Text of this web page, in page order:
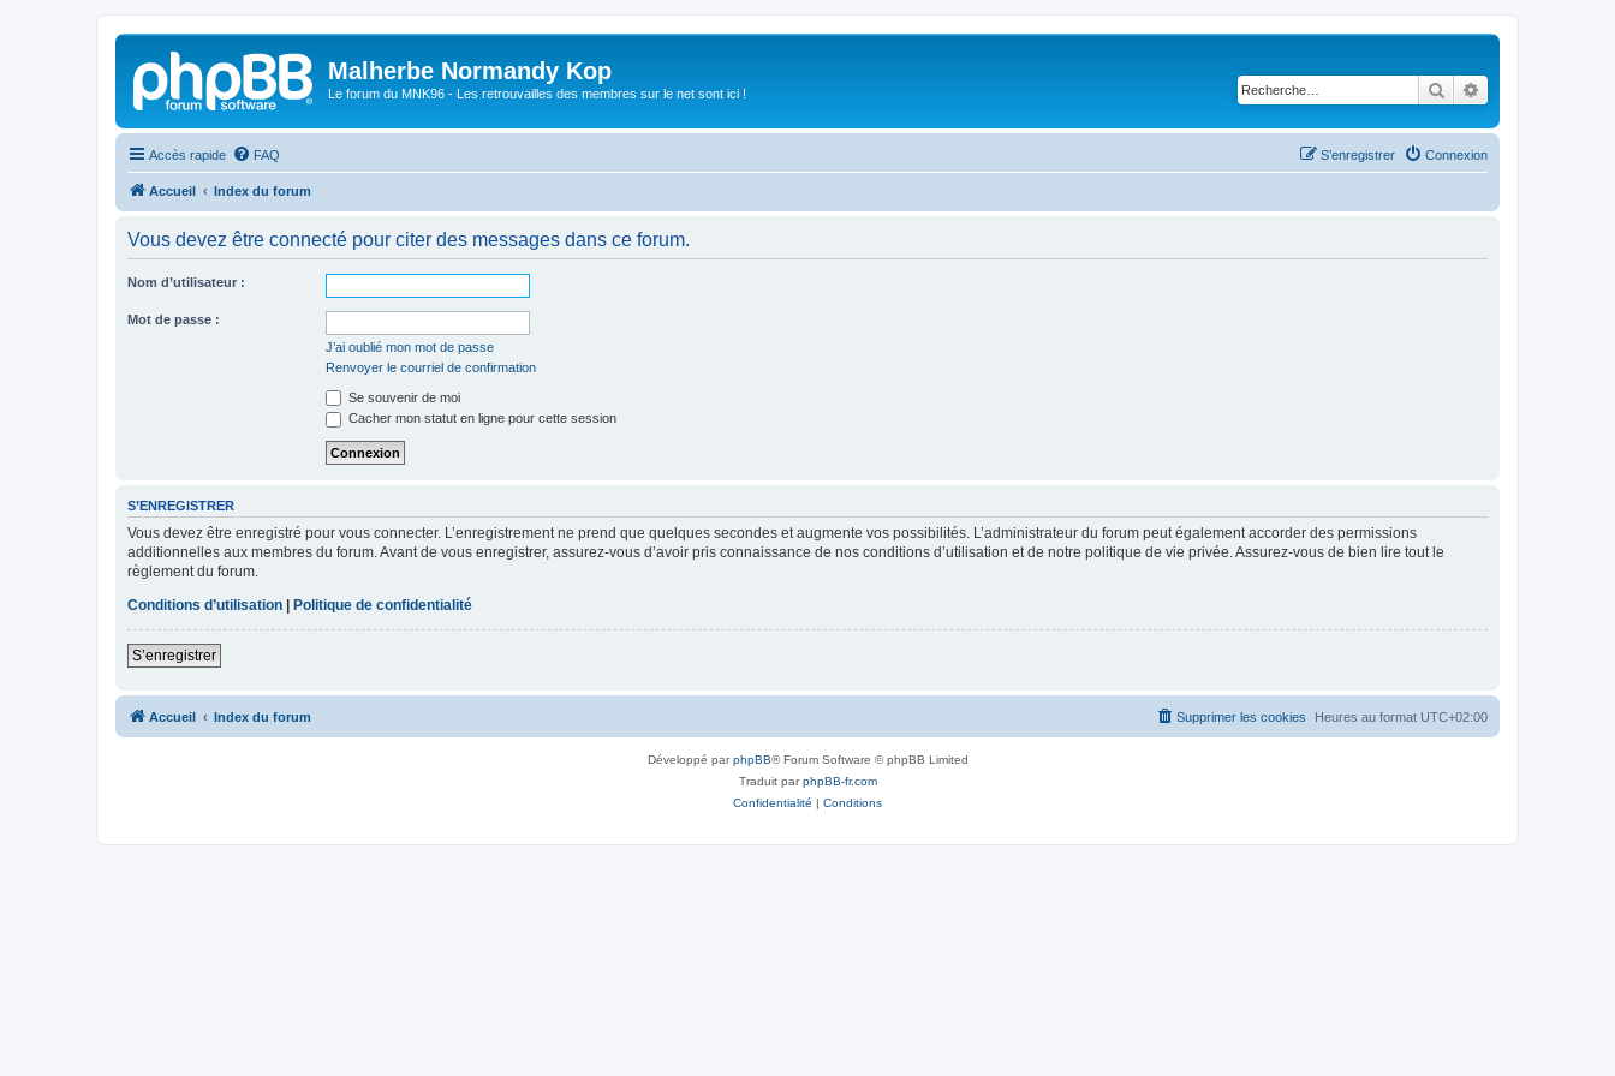
Malherbe Normandy Kop
Le forum du MNK96 - Les retrouvailles des membres sur le net sont ici ! Rechercher
Accès rapide FAQ Connexion
S’enregistrer
Accueil Index du forum
Vous devez être connecté pour citer des messages dans ce forum.
Nom d’utilisateur :
Mot de passe :
J’ai oublié mon mot de passe
Renvoyer le courriel de confirmation
Se souvenir de moi
Cacher mon statut en ligne pour cette session
S’ENREGISTRER
Vous devez être enregistré pour vous connecter. L’enregistrement ne prend que quelques secondes et augmente vos possibilités. L’administrateur du forum peut également accorder des permissions
additionnelles aux membres du forum. Avant de vous enregistrer, assurez-vous d’avoir pris connaissance de nos conditions d’utilisation et de notre politique de vie privée. Assurez-vous de bien lire tout le
règlement du forum.
Conditions d’utilisation
Politique de confidentialité
S’enregistrer
Accueil Index du forum Heures au format UTC+02:00
Supprimer les cookies
Développé parphpBB® Forum Software © phpBB Limited
Traduit parphpBB-fr.com
Confidentialité | Conditions